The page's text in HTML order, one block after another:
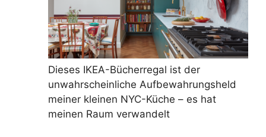
Dieses IKEA-Bücherregal ist der
unwahrscheinliche Aufbewahrungsheld
meiner kleinen NYC-Küche – es hat
meinen Raum verwandelt